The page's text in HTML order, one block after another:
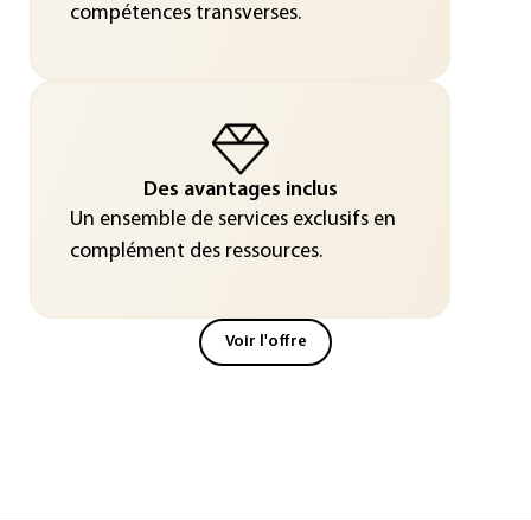
compétences transverses.
Des avantages inclus
Un ensemble de services exclusifs en
complément des ressources.
Voir l'offre